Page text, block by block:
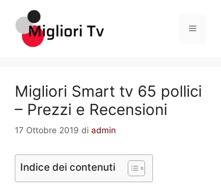
contenuto
Menu
Migliori Smart tv 65 pollici
– Prezzi e Recensioni
17 Ottobre 2019 di admin
Indice dei contenuti